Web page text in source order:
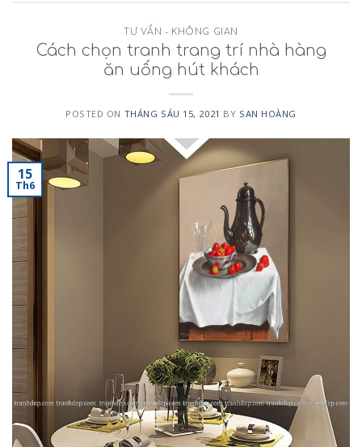
TƯ VẤN - KHÔNG GIAN
Cách chọn tranh trang trí nhà hàng
ăn uống hút khách
POSTED ON THÁNG SÁU 15, 2021 BY SAN HOÀNG
15
Th6